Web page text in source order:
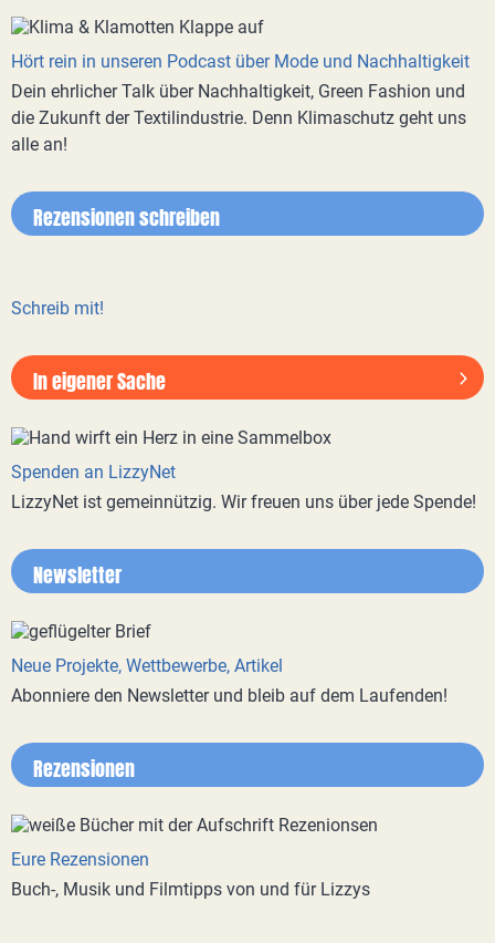
Hört rein in unseren Podcast über Mode und Nachhaltigkeit
Dein ehrlicher Talk über Nachhaltigkeit, Green Fashion und
die Zukunft der Textilindustrie. Denn Klimaschutz geht uns
alle an!
Rezensionen schreiben
Schreib mit!
In eigener Sache
Spenden an LizzyNet
LizzyNet ist gemeinnützig. Wir freuen uns über jede Spende!
Newsletter
Neue Projekte, Wettbewerbe, Artikel
Abonniere den Newsletter und bleib auf dem Laufenden!
Rezensionen
Eure Rezensionen
Buch-, Musik und Filmtipps von und für Lizzys